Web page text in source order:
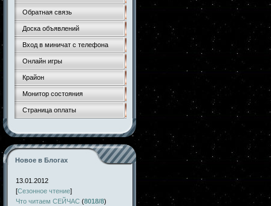
Обратная связь
Доска объявлений
Вход в миничат с телефона
Онлайн игры
Крайон
Монитор состояния
Страница оплаты
Новое в Блогах
13.01.2012
[Сезонное чтение]
Что читаем СЕЙЧАС (8018/8)